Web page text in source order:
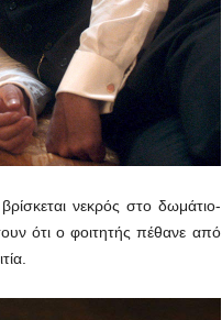
νεκρός στο δωμάτιο-
ότι ο φοιτητής πέθανε από